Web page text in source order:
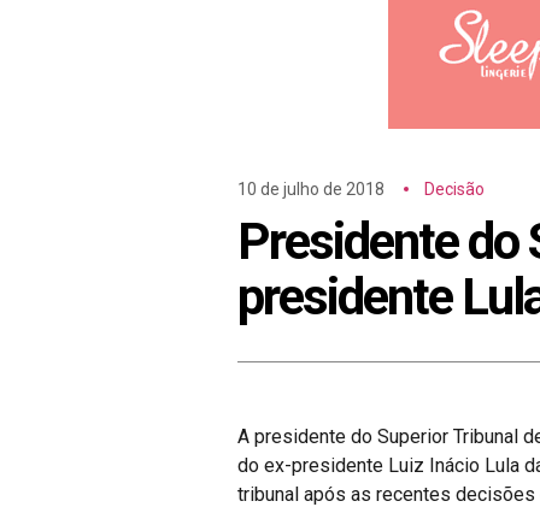
10 de julho de 2018 Decisão
Presidente do
presidente
A presidente do Superior Tribunal
do ex-presidente Luiz Inácio Lula
tribunal após as recentes decisões